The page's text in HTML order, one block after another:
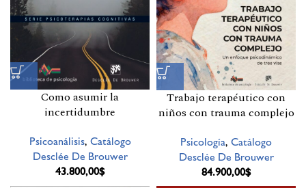
Como asumir la
incertidumbre
Psicoanálisis, Catálogo
Desclée De Brouwer
43.800,00$
Trabajo terapéutico con
niños con trauma complejo
Psicología, Catálogo
Desclée De Brouwer
84.900,00$